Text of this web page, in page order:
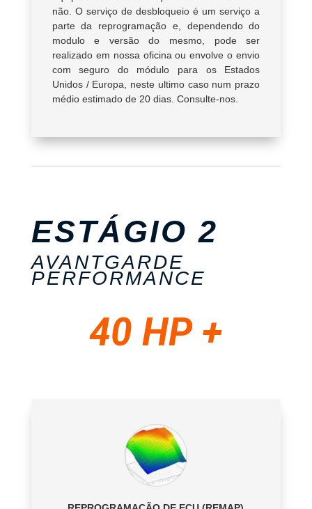
não. O serviço de desbloqueio é um serviço a
parte da reprogramação e, dependendo do
modulo e versão do mesmo, pode ser
realizado em nossa oficina ou envolve o envio
com seguro do módulo para os Estados
Unidos / Europa, neste ultimo caso num prazo
médio estimado de 20 dias. Consulte-nos.
ESTÁGIO 2
AVANTGARDE
PERFORMANCE
40 HP +